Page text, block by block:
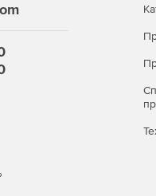
внутренним и
Zoho ManageEngine
баз и наличие
инциденты. При
изолирует